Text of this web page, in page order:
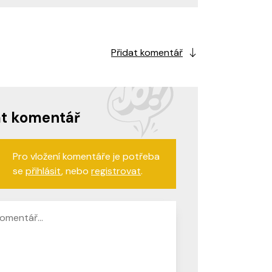
Přidat komentář
komentář
Pro vložení komentáře je potřeba
se přihlásit, nebo registrovat.